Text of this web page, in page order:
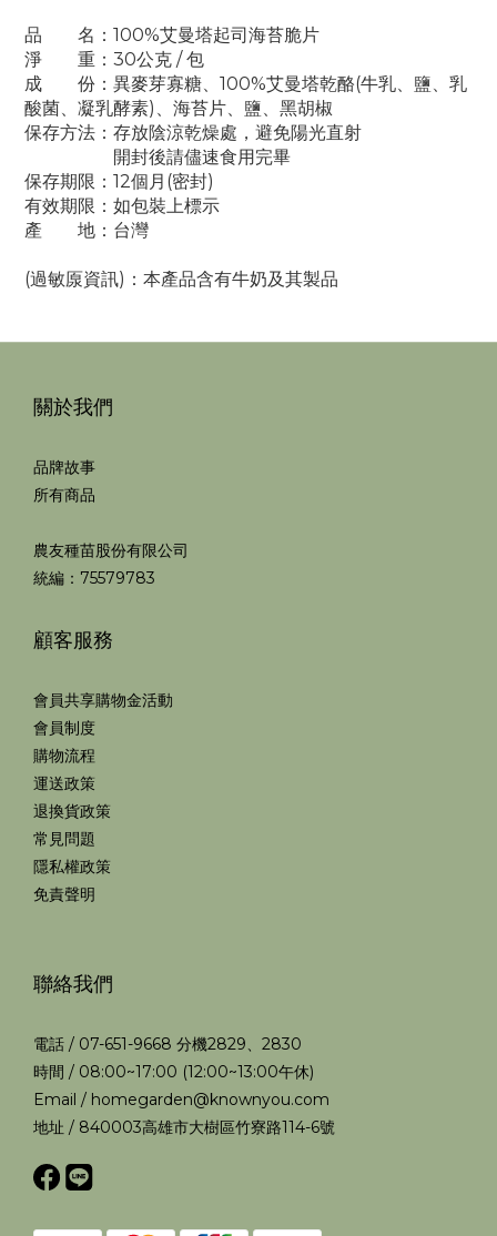
品 名：100%艾曼塔起司海苔脆片
淨 重：30公克 / 包
成 份：異麥芽寡糖、100%艾曼塔乾酪(牛乳、鹽、乳
酸菌、凝乳酵素)、海苔片、鹽、黑胡椒
保存方法：存放陰涼乾燥處，避免陽光直射
開封後請儘速食用完畢
保存期限：12個月(密封)
有效期限： 如包裝上標示
產 地：台灣
(過敏厡資訊)：本產品含有牛奶及其製品
關於我們
品牌故事
所有商品
農友種苗股份有限公司
統編：75579783
顧客服務
會員共享購物金活動
會員制度
購物流程
運送政策
退換貨政策
常見問題
隱私權政策
免責聲明
聯絡我們
電話 / 07-651-9668 分機2829、2830
時間 / 08:00~17:00 (12:00~13:00午休)
Email / homegarden@knownyou.com
地址 / 840003高雄市大樹區竹寮路114-6號